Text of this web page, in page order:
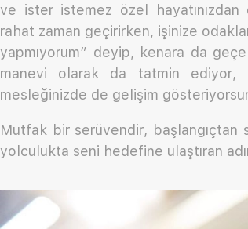
ve ister istemez özel
rahat zaman geçirirken, işinize
yapmıyorum” deyip, kenara da
manevi olarak da tatmin
mesleğinizde de gelişim
Mutfak bir serüvendir,
yolculukta seni hedefine ulaştıran